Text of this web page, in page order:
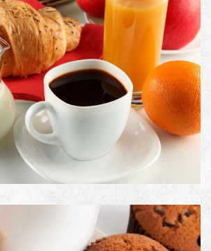
PRODUCT #10
Image with Lightbox